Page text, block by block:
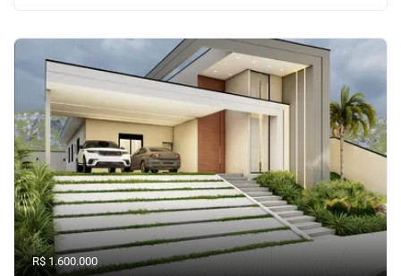
R$ 1.600.000